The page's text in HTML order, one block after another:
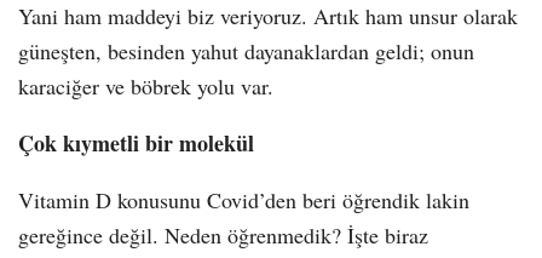
Yani ham maddeyi biz veriyoruz. Artık ham unsur olarak
güneşten, besinden yahut dayanaklardan geldi; onun
karaciğer ve böbrek yolu var.
Çok kıymetli bir molekül
Vitamin D konusunu Covid’den beri öğrendik lakin
gereğince değil. Neden öğrenmedik? İşte biraz